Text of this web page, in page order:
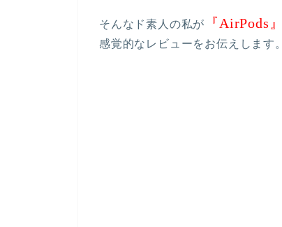
そんなド素人の私が 『AirPods』
感覚的なレビューをお伝えします。